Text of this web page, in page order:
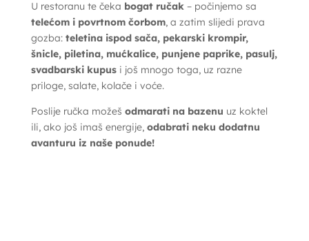
U restoranu te čeka bogat ručak– počinjemo sa
telećom i povrtnom čorbom, a zatim slijedi prava
gozba: teletina ispod sača, pekarski krompir,
šnicle, piletina, mućkalice, punjene paprike, pasulj,
svadbarski kupusi još mnogo toga, uz razne
priloge, salate, kolače i voće.
Poslije ručka možeš odmarati na bazenu uz koktel
ili, ako još imaš energije, odabrati neku dodatnu
avanturu iz naše ponude!